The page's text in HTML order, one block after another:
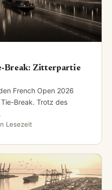
Break: Zitterpartie
French Open 2026
Break. Trotz des
Lesezeit